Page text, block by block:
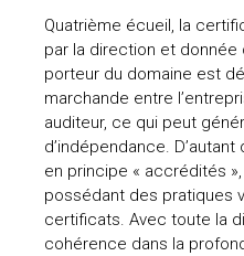
Quatrième écueil, la
par la direction et
porteur du domaine est
marchande entre
auditeur, ce qui peut
d’indépendance.
en principe « accrédités
possédant des pratiques
certificats. Avec toute la
cohérence dans la